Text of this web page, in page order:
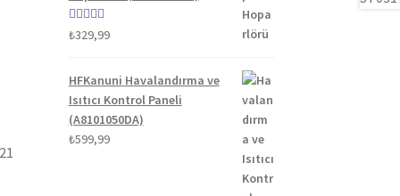
5 üzerinden
₺329,99
HFKanuni Havalandırma ve
Isıtıcı Kontrol Paneli
(A8101050DA)
₺599,99